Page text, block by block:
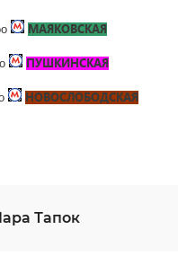
МАЯКОВСКАЯ
ПУШКИНСКАЯ
НОВОСЛОБОДСКАЯ
Тапок